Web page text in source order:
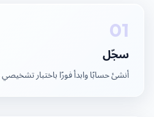
01
سجّل
أنشئ حسابًا وابدأ فورًا باختبار